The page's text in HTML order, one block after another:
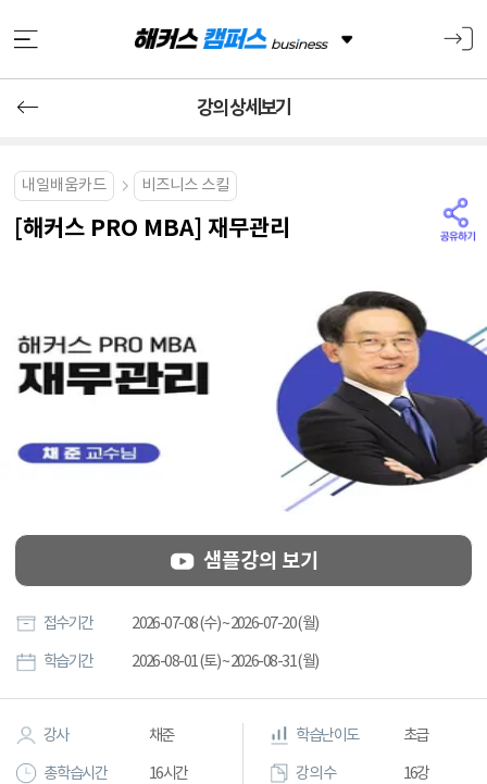
강의 상세보기
내일배움카드 비즈니스 스킬
[해커스 PRO MBA] 재무관리
샘플강의 보기
접수기간 2026-07-08 (수) ~ 2026-07-20 (월)
학습기간 2026-08-01 (토) ~ 2026-08-31 (월)
강사 채준
총 학습시간 16시간
학습난이도 초급
강의 수 16강